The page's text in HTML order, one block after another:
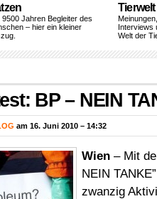
9500 Jahren Begleiter des
– hier ein kleiner
Tierwelt
Interviews
Welt der
BP – NEIN
am 16. Juni 2010 – 14:32
Wien – Mit
NEIN
zwanzig